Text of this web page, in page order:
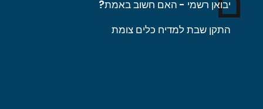
יבואן רשמי - האם חשוב באמת?
התקן שבת למדיח כלים צומת